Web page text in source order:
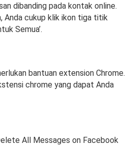
dibanding pada kontak online.
Anda cukup klik ikon tiga titik
Semua’.
bantuan extension Chrome.
chrome yang dapat Anda
All Messages on Facebook